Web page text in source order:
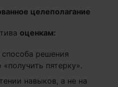
целеполагание
оценкам:
решения
пятерку».
навыков, а не на